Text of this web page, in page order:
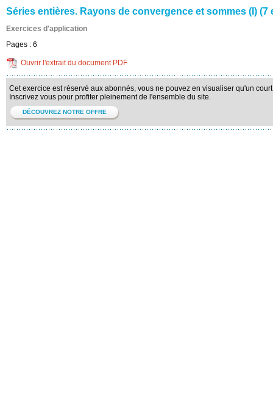
Séries entières. Rayons de convergence et sommes (I) (7
Exercices d'application
Pages : 6
Ouvrir l'extrait du document PDF
Cet exercice est réservé aux abonnés, vous ne pouvez en visualiser qu'un
Inscrivez vous pour profiter pleinement de l'ensemble du site.
DÉCOUVREZ NOTRE OFFRE